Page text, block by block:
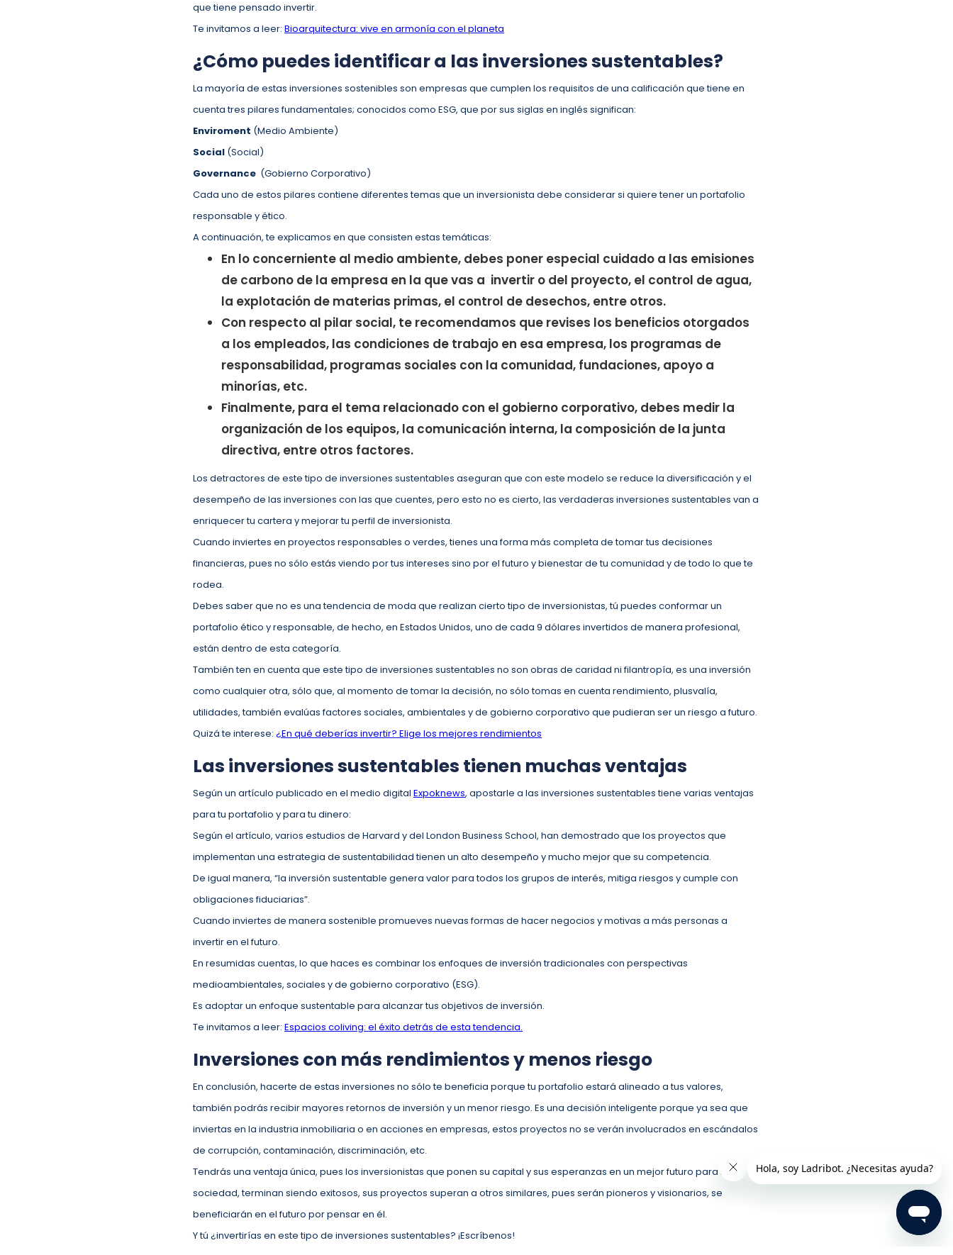
que tiene pensado invertir.
Te invitamos a leer: Bioarquitectura: vive en armonía con el planeta
¿Cómo puedes identificar a las inversiones sustentables?
La mayoría de estas inversiones sostenibles son empresas que cumplen los requisitos de una calificación que tiene en
cuenta tres pilares fundamentales; conocidos como ESG, que por sus siglas en inglés significan:
Enviroment (Medio Ambiente)
Social (Social)
Governance (Gobierno Corporativo)
Cada uno de estos pilares contiene diferentes temas que un inversionista debe considerar si quiere tener un portafolio
responsable y ético.
A continuación, te explicamos en que consisten estas temáticas:
En lo concerniente al medio ambiente, debes poner especial cuidado a las emisiones
de carbono de la empresa en la que vas a invertir o del proyecto, el control de agua,
la explotación de materias primas, el control de desechos, entre otros.
Con respecto al pilar social, te recomendamos que revises los beneficios otorgados
a los empleados, las condiciones de trabajo en esa empresa, los programas de
responsabilidad, programas sociales con la comunidad, fundaciones, apoyo a
minorías, etc.
Finalmente, para el tema relacionado con el gobierno corporativo, debes medir la
organización de los equipos, la comunicación interna, la composición de la junta
directiva, entre otros factores.
Los detractores de este tipo de inversiones sustentables aseguran que con este modelo se reduce la diversificación y el
desempeño de las inversiones con las que cuentes, pero esto no es cierto, las verdaderas inversiones sustentables van a
enriquecer tu cartera y mejorar tu perfil de inversionista.
Cuando inviertes en proyectos responsables o verdes, tienes una forma más completa de tomar tus decisiones
financieras, pues no sólo estás viendo por tus intereses sino por el futuro y bienestar de tu comunidad y de todo lo que te
rodea.
Debes saber que no es una tendencia de moda que realizan cierto tipo de inversionistas, tú puedes conformar un
portafolio ético y responsable, de hecho, en Estados Unidos, uno de cada 9 dólares invertidos de manera profesional,
están dentro de esta categoría.
También ten en cuenta que este tipo de inversiones sustentables no son obras de caridad ni filantropía, es una inversión
como cualquier otra, sólo que, al momento de tomar la decisión, no sólo tomas en cuenta rendimiento, plusvalía,
utilidades, también evalúas factores sociales, ambientales y de gobierno corporativo que pudieran ser un riesgo a futuro.
Quizá te interese: ¿En qué deberías invertir? Elige los mejores rendimientos
Las inversiones sustentables tienen muchas ventajas
Según un artículo publicado en el medio digital Expoknews, apostarle a las inversiones sustentables tiene varias ventajas
para tu portafolio y para tu dinero:
Según el artículo, varios estudios de Harvard y del London Business School, han demostrado que los proyectos que
implementan una estrategia de sustentabilidad tienen un alto desempeño y mucho mejor que su competencia.
De igual manera, “la inversión sustentable genera valor para todos los grupos de interés, mitiga riesgos y cumple con
obligaciones fiduciarias”.
Cuando inviertes de manera sostenible promueves nuevas formas de hacer negocios y motivas a más personas a
invertir en el futuro.
En resumidas cuentas, lo que haces es combinar los enfoques de inversión tradicionales con perspectivas
medioambientales, sociales y de gobierno corporativo (ESG).
Es adoptar un enfoque sustentable para alcanzar tus objetivos de inversión.
Te invitamos a leer: Espacios coliving: el éxito detrás de esta tendencia.
Inversiones con más rendimientos y menos riesgo
En conclusión, hacerte de estas inversiones no sólo te beneficia porque tu portafolio estará alineado a tus valores,
también podrás recibir mayores retornos de inversión y un menor riesgo. Es una decisión inteligente porque ya sea que
inviertas en la industria inmobiliaria o en acciones en empresas, estos proyectos no se verán involucrados en escándalos
de corrupción, contaminación, discriminación, etc.
Tendrás una ventaja única, pues los inversionistas que ponen su capital y sus esperanzas en un mejor futuro para la
sociedad, terminan siendo exitosos, sus proyectos superan a otros similares, pues serán pioneros y visionarios, se
beneficiarán en el futuro por pensar en él.
Y tú ¿invertirías en este tipo de inversiones sustentables? ¡Escríbenos!